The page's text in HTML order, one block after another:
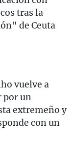
tras la
de Ceuta
vuelve a
por un
extremeño y
con un